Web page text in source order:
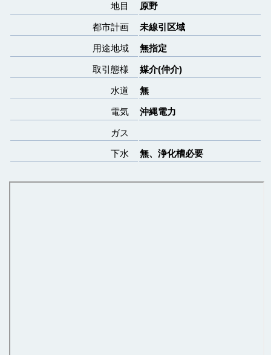
地目 原野
都市計画 未線引区域
用途地域 無指定
取引態様 媒介(仲介)
水道 無
電気 沖縄電力
ガス
下水
無、浄化槽必要